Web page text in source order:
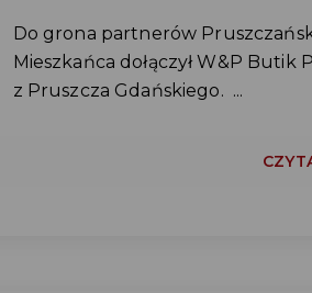
Do grona partnerów
Mieszkańca dołączył W&P Butik
z Pruszcza Gdańskiego. ...